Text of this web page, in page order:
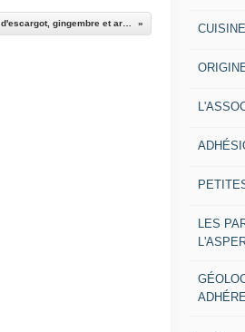
LES